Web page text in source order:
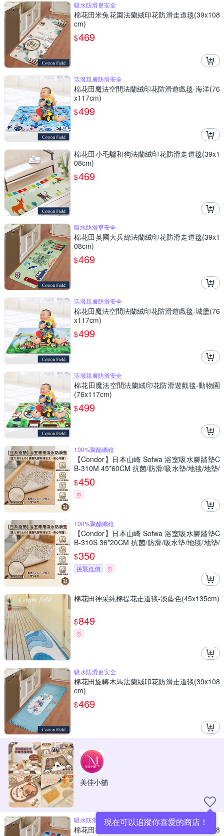
吸水防滑更安全
棉花田米兔花園法蘭絨印花防滑走道毯(39x108
cm)
$469
活潑親膚防滑安全
棉花田魔法空間法蘭絨印花防滑遊戲毯-海洋(76
x117cm)
$499
棉花田小毛驢和狗法蘭絨印花防滑走道毯(39x1
08cm)
$469
吸水防滑更安全
棉花田英國大兵綠法蘭絨印花防滑走道毯(39x1
08cm)
$469
活潑親膚防滑安全
棉花田魔法空間法蘭絨印花防滑遊戲毯-城堡(76
x117cm)
$499
活潑親膚防滑安全
棉花田魔法空間法蘭絨印花防滑遊戲毯-動物園
(76x117cm)
$499
100%聚酯纖維
【Condor】日本山崎 Sofwa 浴室吸水腳踏墊C
B-310M 45*60CM 抗菌/防滑/吸水墊/地毯/地墊/
踏墊
$450
券
100%聚酯纖維
【Condor】日本山崎 Sofwa 浴室吸水腳踏墊C
B-310S 36*20CM 抗菌/防滑/吸水墊/地毯/地墊/
踏墊
$350
挑戰低價 券
棉花田神采純棉提花走道毯-淡藍色(45x135cm)
$849
券
吸水防滑更安全
棉花田旋轉木馬法蘭絨印花防滑走道毯(39x108
cm)
$469
美佳小舖
現在可以追蹤你喜愛的商店！
吸水防滑更安全
棉花田福爾摩斯法蘭絨印花防滑走道毯(39x108